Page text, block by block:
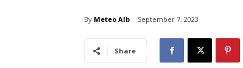
By Meteo Alb September 7, 2023
Share